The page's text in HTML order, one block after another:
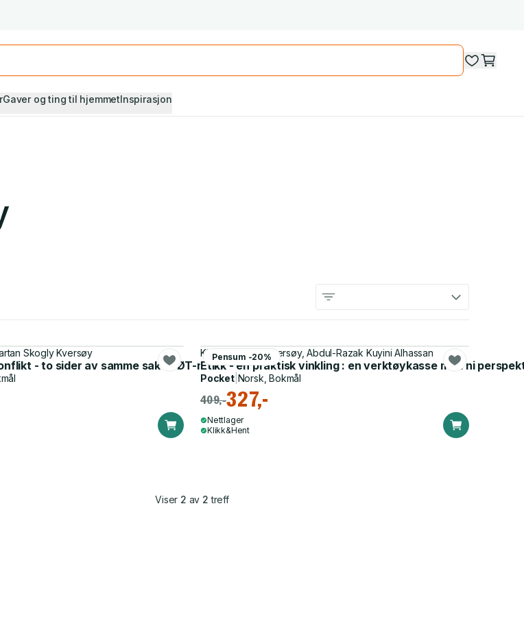
Gaver og ting til hjemmetInspirasjon
Skogly Kversøy
- to sider av samme sak : SØT-modellen
Pensum -20%
Kjartan Skogly Kversøy, Abdul-Razak Kuyini Alhassan
Etikk - en praktisk vinkling : en verktøykasse med ni
Pocket| Norsk, Bokmål
409,-327,-
Nettlager
Klikk&Hent
Viser 2 av 2 treff